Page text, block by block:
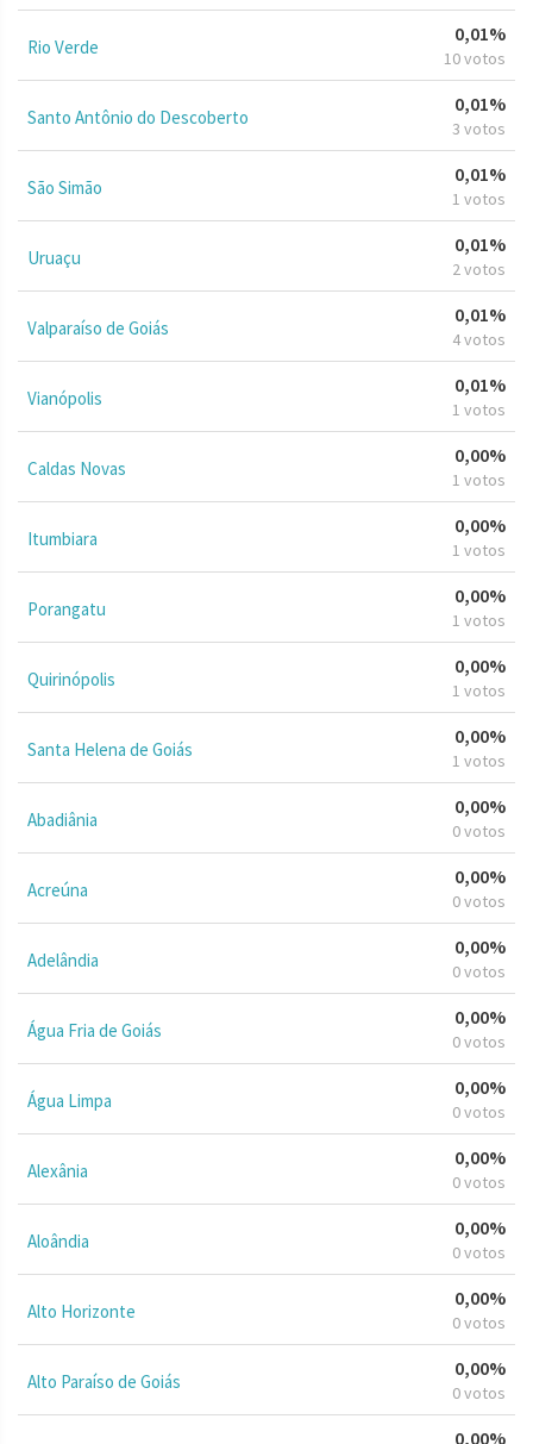
Rio Verde
0,01%
10 votos
Santo Antônio do Descoberto
0,01%
3 votos
São Simão
0,01%
1 votos
Uruaçu
0,01%
2 votos
Valparaíso de Goiás
0,01%
4 votos
Vianópolis
0,01%
1 votos
Caldas Novas
0,00%
1 votos
Itumbiara
0,00%
1 votos
Porangatu
0,00%
1 votos
Quirinópolis
0,00%
1 votos
Santa Helena de Goiás
0,00%
1 votos
Abadiânia
0,00%
0 votos
Acreúna
0,00%
0 votos
Adelândia
0,00%
0 votos
Água Fria de Goiás
0,00%
0 votos
Água Limpa
0,00%
0 votos
Alexânia
0,00%
0 votos
Aloândia
0,00%
0 votos
Alto Horizonte
0,00%
0 votos
Alto Paraíso de Goiás
0,00%
0 votos
0,00%